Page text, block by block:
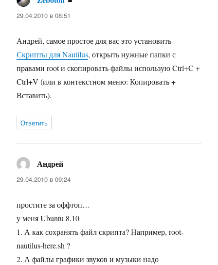
29.04.2010 в 08:51
Андрей, самое простое для вас это установить
Скрипты для Nautilus, открыть нужные папки с
правами root и скопировать файлы использую Ctrl+C +
Ctrl+V (или в контекстном меню: Копировать +
Вставить).
Ответить
Андрей
29.04.2010 в 09:24
простите за оффтоп…
у меня Ubuntu 8.10
1. А как сохранять файл скрипта? Например, root-
nautilus-here.sh ?
2. А файлы графики звуков и музыки надо